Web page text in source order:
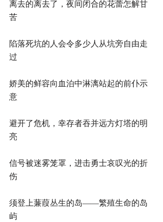
离去的离去了，夜间闭合的花蕾怎解甘
苦
陷落死坑的人会令多少人从坑旁自由走
过
娇美的鲜容向血泊中淋漓站起的前仆示
意
避开了危机，幸存者吞并远方灯塔的明
亮
信号被迷雾笼罩，进击勇士哀叹光的折
伤
须登上蒹葭丛生的岛――繁殖生命的岛
屿